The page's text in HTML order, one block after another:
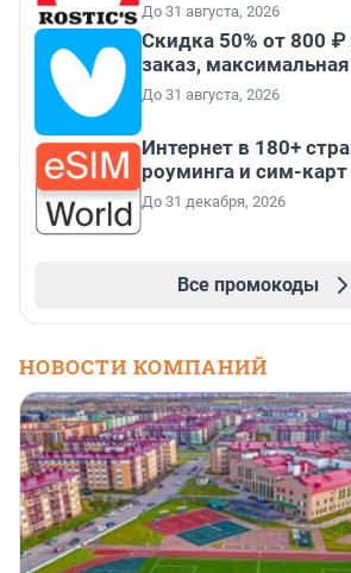
До 31 августа, 2026
Скидка 50% от 800
заказ,
До 31 августа, 2026
Интернет в 180+
роуминга и сим-карт
До 31 декабря, 2026
Все промокоды
НОВОСТИ КОМПАНИЙ